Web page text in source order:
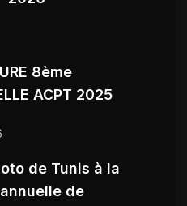
8ème
ACPT 2025
de Tunis à la
de